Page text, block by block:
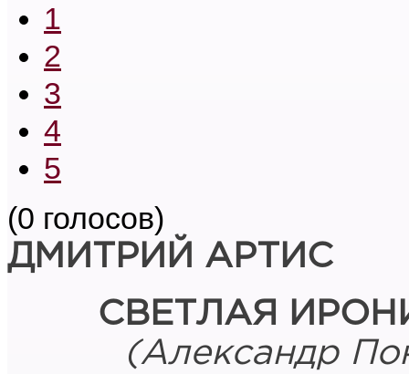
1
2
3
4
5
(0 голосов)
ДМИТРИЙ АРТИС
СВЕТЛАЯ
(Александр